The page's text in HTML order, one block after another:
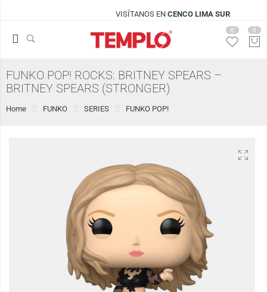
VISÍTANOS ENCENCO LIMA SUR
0 0
FUNKO POP! ROCKS: BRITNEY SPEARS –
BRITNEY SPEARS (STRONGER)
Home FUNKO SERIES FUNKO POP!